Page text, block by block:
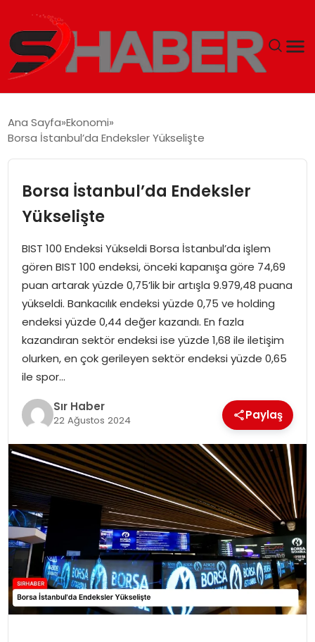
TEKNOLOJI
SPOR
EKONOMI
SIYASET
EĞITIM
YAŞAM
Ana Sayfa Ekonomi
Borsa İstanbul’da Endeksler Yükselişte
Borsa İstanbul’da Endeksler
Yükselişte
BIST 100 Endeksi Yükseldi Borsa İstanbul’da işlem
gören BIST 100 endeksi, önceki kapanışa göre 74,69
puan artarak yüzde 0,75’lik bir artışla 9.979,48 puana
yükseldi. Bankacılık endeksi yüzde 0,75 ve holding
endeksi yüzde 0,44 değer kazandı. En fazla
kazandıran sektör endeksi ise yüzde 1,68 ile iletişim
olurken, en çok gerileyen sektör endeksi yüzde 0,65
ile spor…
Sır Haber
22 Ağustos 2024 Paylaş